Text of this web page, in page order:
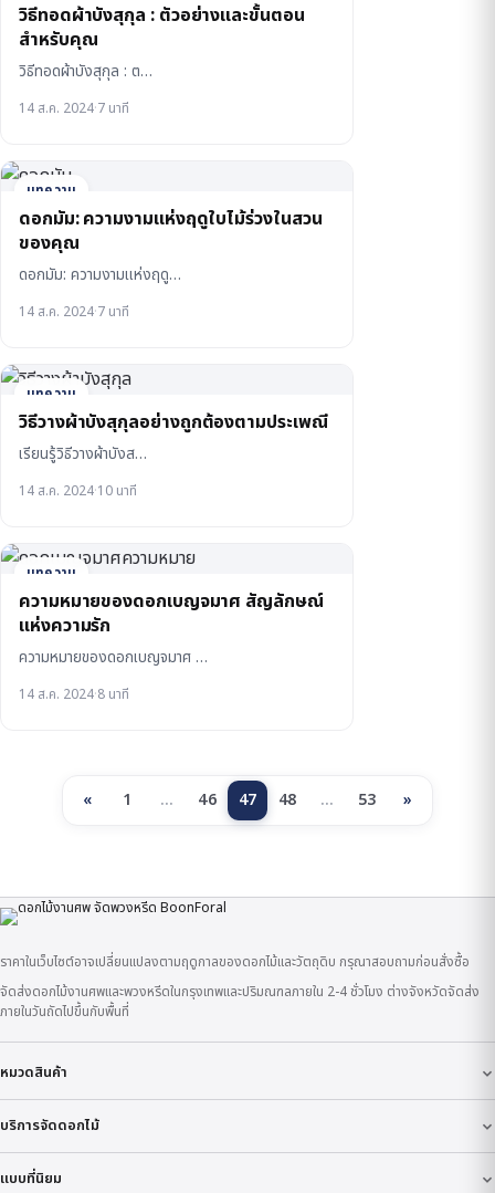
วิธีทอดผ้าบังสุกุล : ตัวอย่างและขั้นตอน
สำหรับคุณ
วิธีทอดผ้าบังสุกุล : ต…
14 ส.ค. 2024·7 นาที
บทความ
ดอกมัม: ความงามแห่งฤดูใบไม้ร่วงในสวน
ของคุณ
ดอกมัม: ความงามแห่งฤดู…
14 ส.ค. 2024·7 นาที
บทความ
วิธีวางผ้าบังสุกุลอย่างถูกต้องตามประเพณี
เรียนรู้วิธีวางผ้าบังส…
14 ส.ค. 2024·10 นาที
บทความ
ความหมายของดอกเบญจมาศ สัญลักษณ์
แห่งความรัก
ความหมายของดอกเบญจมาศ …
14 ส.ค. 2024·8 นาที
« 1 … 46 47 48 … 53 »
ราคาในเว็บไซต์อาจเปลี่ยนแปลงตามฤดูกาลของดอกไม้และวัตถุดิบ กรุณาสอบถามก่อนสั่งซื้อ
จัดส่งดอกไม้งานศพและพวงหรีดในกรุงเทพและปริมณฑลภายใน 2-4 ชั่วโมง ต่างจังหวัดจัดส่ง
ภายในวันถัดไปขึ้นกับพื้นที่
หมวดสินค้า
บริการจัดดอกไม้
แบบที่นิยม